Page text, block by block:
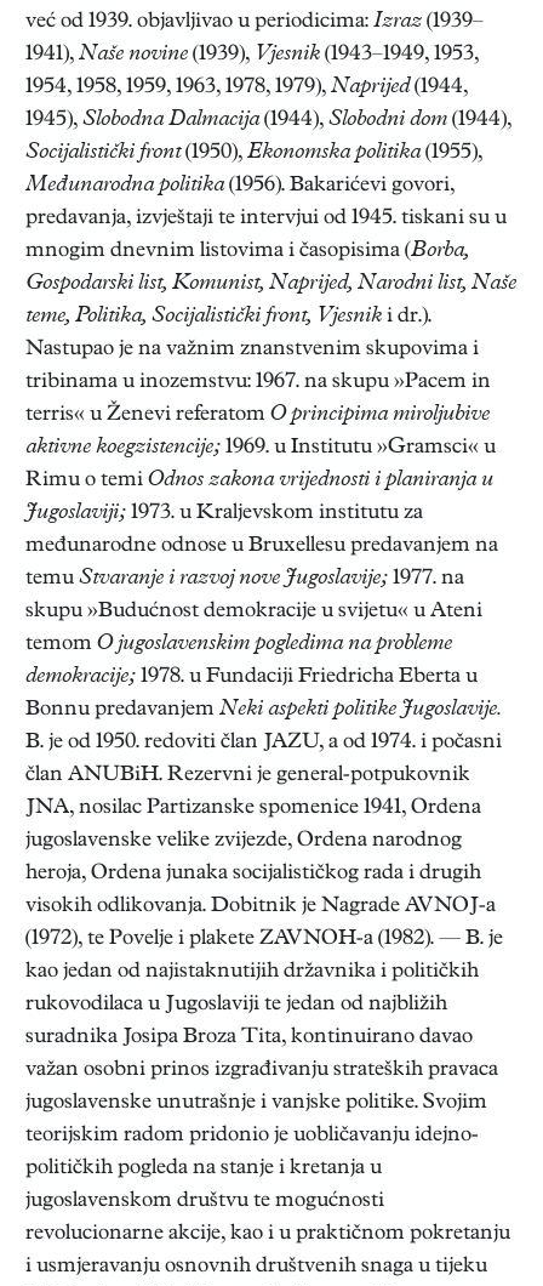
već od 1939. objavljivao u periodicima: Izraz (1939–
1941), Naše novine (1939), Vjesnik (1943–1949, 1953,
1954, 1958, 1959, 1963, 1978, 1979), Naprijed(1944,
1945), Slobodna Dalmacija(1944), Slobodni dom (1944),
Socijalistički front(1950), Ekonomska politika(1955),
Međunarodna politika(1956). Bakarićevi govori,
predavanja, izvještaji te intervjui od 1945. tiskani su u
mnogim dnevnim listovima i časopisima (Borba,
Gospodarski list, Komunist, Naprijed, Narodni list, Naše
teme, Politika, Socijalistički front, Vjesnik i dr.).
Nastupao je na važnim znanstvenim skupovima i
tribinama u inozemstvu: 1967. na skupu »Pacem in
terris« u Ženevi referatom O principima miroljubive
aktivne koegzistencije; 1969. u Institutu »Gramsci« u
Rimu o temi Odnos zakona vrijednosti i planiranja u
Jugoslaviji; 1973. u Kraljevskom institutu za
međunarodne odnose u Bruxellesu predavanjem na
temu Stvaranje i razvoj nove Jugoslavije; 1977. na
skupu »Budućnost demokracije u svijetu« u Ateni
temom O jugoslavenskim pogledima na probleme
demokracije; 1978. u Fundaciji Friedricha Eberta u
Bonnu predavanjem Neki aspekti politike Jugoslavije.
B. je od 1950. redoviti član JAZU, a od 1974. i počasni
član ANUBiH. Rezervni je general-potpukovnik
JNA, nosilac Partizanske spomenice 1941, Ordena
jugoslavenske velike zvijezde, Ordena narodnog
heroja, Ordena junaka socijalističkog rada i drugih
visokih odlikovanja. Dobitnik je Nagrade AVNOJ-a
(1972), te Povelje i plakete ZAVNOH-a (1982). — B. je
kao jedan od najistaknutijih državnika i političkih
rukovodilaca u Jugoslaviji te jedan od najbližih
suradnika Josipa Broza Tita, kontinuirano davao
važan osobni prinos izgrađivanju strateških pravaca
jugoslavenske unutrašnje i vanjske politike. Svojim
teorijskim radom pridonio je uobličavanju idejno-
političkih pogleda na stanje i kretanja u
jugoslavenskom društvu te mogućnosti
revolucionarne akcije, kao i u praktičnom pokretanju
i usmjeravanju osnovnih društvenih snaga u tijeku